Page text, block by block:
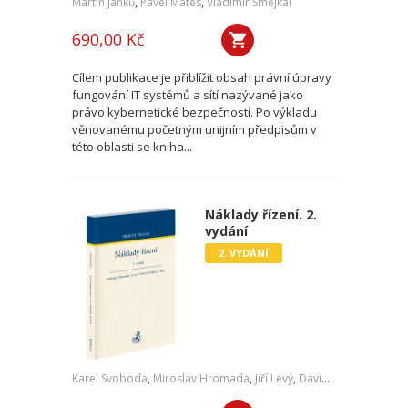
690,00 Kč
Cílem publikace je přiblížit obsah právní úpravy
fungování IT systémů a sítí nazývané jako
právo kybernetické bezpečnosti. Po výkladu
věnovanému početným unijním předpisům v
této oblasti se kniha...
Náklady řízení. 2.
vydání
2. VYDÁNÍ
Karel Svoboda, Miroslav Hromada, Jiří Levý, David Vláčil